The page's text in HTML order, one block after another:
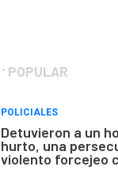
POPULAR
POLICIALES
Detuvieron a un
hurto, una
violento forcejeo